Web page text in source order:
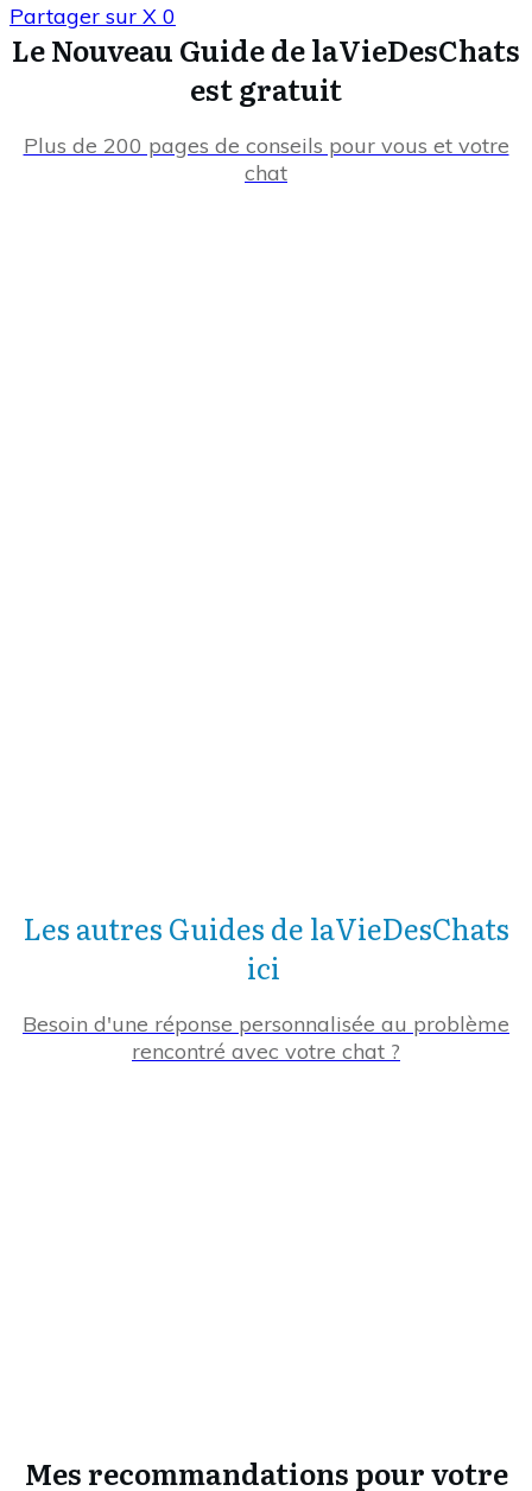
Partager sur X 0
Le Nouveau Guide de laVieDesChats
est gratuit
Plus de 200 pages de conseils pour vous et votre
chat
Les autres Guides de laVieDesChats
ici
Besoin d'une réponse personnalisée au problème
rencontré avec votre chat ?
Mes recommandations pour votre